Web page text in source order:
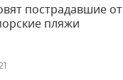
пострадавшие от
пляжи